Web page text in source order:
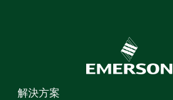
解決方案